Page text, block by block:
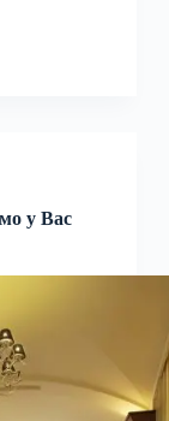
у Вас